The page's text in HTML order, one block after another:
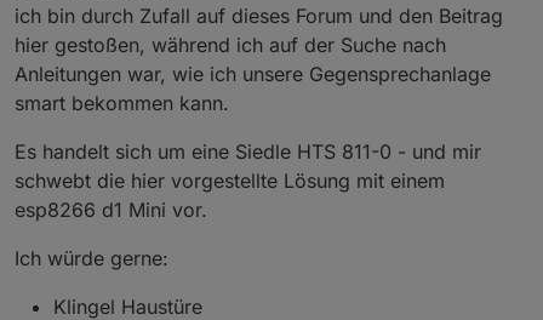
ich bin durch Zufall auf dieses Forum und den Beitrag
hier gestoßen, während ich auf der Suche nach
Anleitungen war, wie ich unsere Gegensprechanlage
smart bekommen kann.
Es handelt sich um eine Siedle HTS 811-0 - und mir
schwebt die hier vorgestellte Lösung mit einem
esp8266 d1 Mini vor.
Ich würde gerne:
Klingel Haustüre